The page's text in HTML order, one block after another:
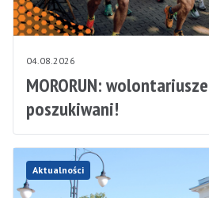
04.08.2026
MORORUN:
poszukiwani!
Aktualności